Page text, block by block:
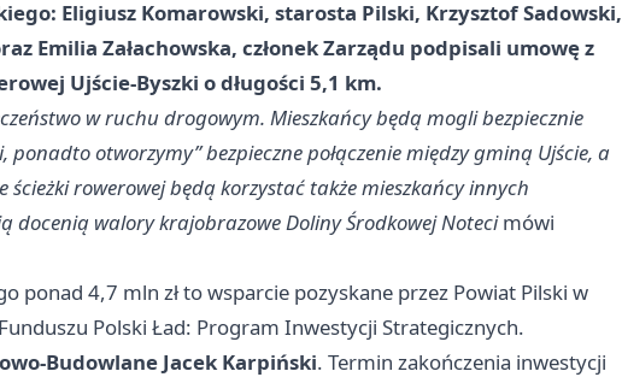
Eligiusz Komarowski, starosta Pilski, Krzysztof Sadowski,
Emilia Załachowska, członek Zarządu podpisali umowę z
Ujście-Byszki o długości 5,1 km.
w ruchu drogowym. Mieszkańcy będą mogli bezpiecznie
ponadto otworzymy” bezpieczne połączenie między gminą Ujście, a
ścieżki rowerowej będą korzystać także mieszkańcy innych
docenią walory krajobrazowe Doliny Środkowej Notecimówi
ponad 4,7 mln zł to wsparcie pozyskane przez Powiat Pilski w
Polski Ład: Program Inwestycji Strategicznych.
Budowlane Jacek Karpiński. Termin zakończenia inwestycji